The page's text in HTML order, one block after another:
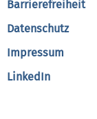
Barrierefreiheit
Datenschutz
Impressum
LinkedIn